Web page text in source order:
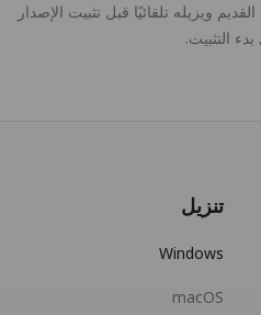
Desktop تطبيق Panda-Qt القديم ويزيله تلقائيًا قبل تثبيت الإصدار
تنزيل
Windows
macOS